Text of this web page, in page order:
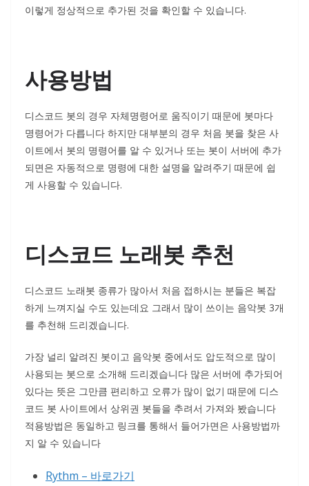
이렇게 정상적으로 추가된 것을 확인할 수 있습니다.
사용방법
디스코드 봇의 경우 자체명령어로 움직이기 때문에 봇마다
명령어가 다릅니다 하지만 대부분의 경우 처음 봇을 찾은 사
이트에서 봇의 명령어를 알 수 있거나 또는 봇이 서버에 추가
되면은 자동적으로 명령에 대한 설명을 알려주기 때문에 쉽
게 사용할 수 있습니다.
디스코드 노래봇 추천
디스코드 노래봇 종류가 많아서 처음 접하시는 분들은 복잡
하게 느껴지실 수도 있는데요 그래서 많이 쓰이는 음악봇 3개
를 추천해 드리겠습니다.
가장 널리 알려진 봇이고 음악봇 중에서도 압도적으로 많이
사용되는 봇으로 소개해 드리겠습니다 많은 서버에 추가되어
있다는 뜻은 그만큼 편리하고 오류가 많이 없기 때문에 디스
코드 봇 사이트에서 상위권 봇들을 추려서 가져와 봤습니다
적용방법은 동일하고 링크를 통해서 들어가면은 사용방법까
지 알 수 있습니다
Rythm – 바로가기